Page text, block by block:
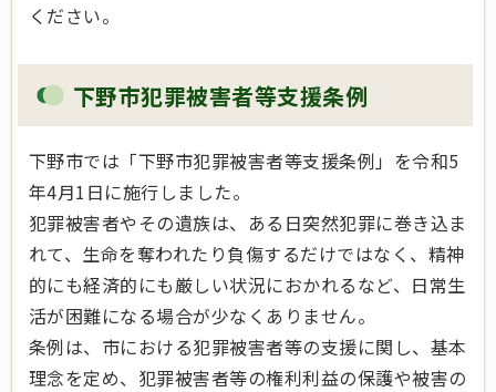
ください。
下野市犯罪被害者等支援条例
下野市では「下野市犯罪被害者等支援条例」を令和5
年4月1日に施行しました。
犯罪被害者やその遺族は、ある日突然犯罪に巻き込ま
れて、生命を奪われたり負傷するだけではなく、精神
的にも経済的にも厳しい状況におかれるなど、日常生
活が困難になる場合が少なくありません。
条例は、市における犯罪被害者等の支援に関し、基本
理念を定め、犯罪被害者等の権利利益の保護や被害の